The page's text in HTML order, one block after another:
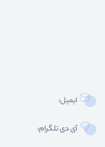
ایمیل:
آی دی تلگرام: